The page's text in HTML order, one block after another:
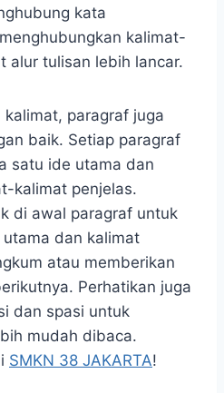
kata
kalimat-
alur tulisan lebih lancar.
paragraf juga
baik. Setiap paragraf
satu ide utama dan
kalimat penjelas.
di awal paragraf untuk
dan kalimat
atau memberikan
Perhatikan juga
dan spasi untuk
mudah dibaca.
SMKN 38 JAKARTA!